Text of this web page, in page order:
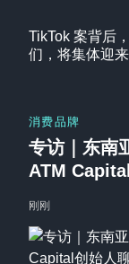
TikTok 案背后
们，将集体迎
消费品牌
专访｜东南
ATM
刚刚